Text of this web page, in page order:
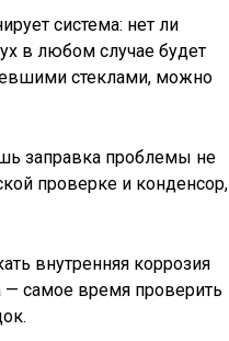
система: нет ли
в любом случае будет
стеклами, можно
заправка проблемы не
проверке и конденсор,
внутренняя коррозия
— самое время проверить